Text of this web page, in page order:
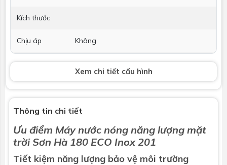
Kích thước
Chịu áp Không
Hỗ trợ điện Không
chống ăn
mòn
Bảo hành 5 năm
Thu nhiệt
Xem chi tiết cấu hình
Thông tin chi tiết
Ưu điểm Máy nước nóng năng lượng mặt
trời Sơn Hà 180 ECO Inox 201
Tiết kiệm năng lượng bảo vệ môi trường